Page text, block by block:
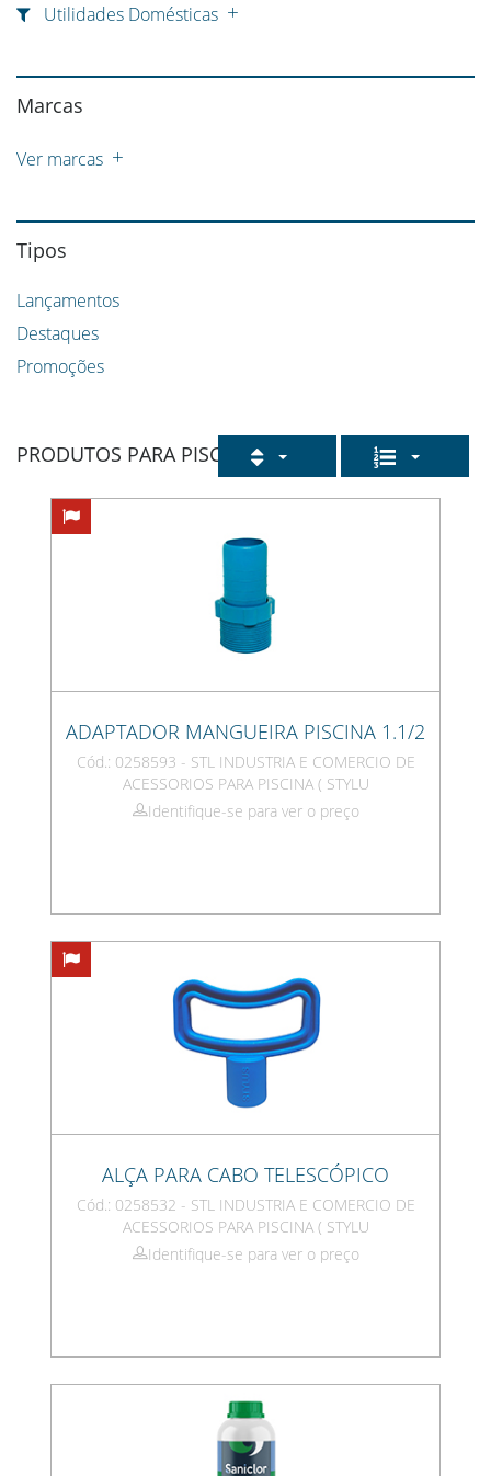
Utilidades Domésticas
Marcas
Ver marcas
Tipos
Lançamentos
Destaques
Promoções
PRODUTOS PARA PISCINA
ADAPTADOR MANGUEIRA PISCINA 1.1/2
Cód.: 0258593 - STL INDUSTRIA E COMERCIO DE
ACESSORIOS PARA PISCINA ( STYLU
Identifique-se para ver o preço
ALÇA PARA CABO TELESCÓPICO
Cód.: 0258532 - STL INDUSTRIA E COMERCIO DE
ACESSORIOS PARA PISCINA ( STYLU
Identifique-se para ver o preço